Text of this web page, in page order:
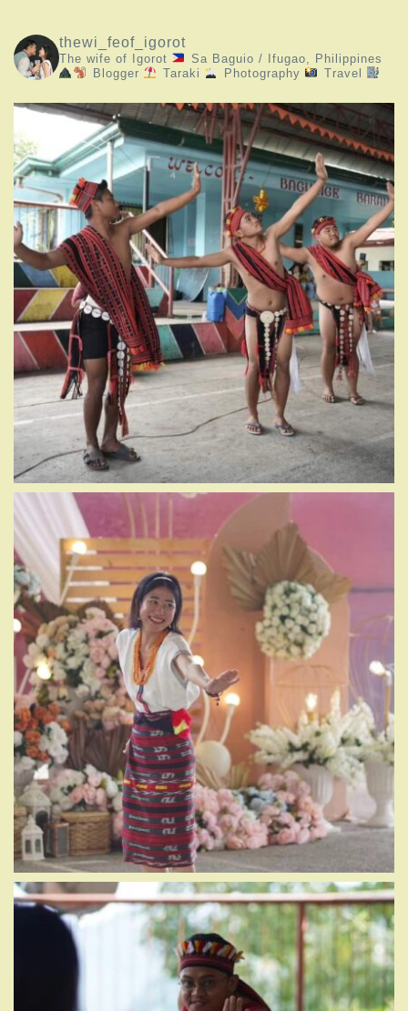
thewi_feof_igorot
The wife of Igorot
Sa Baguio / Ifugao, Philippines
Blogger
Taraki Photography Travel